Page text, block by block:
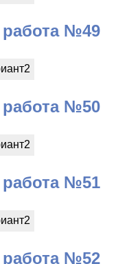
работа №49
работа №50
работа №51
работа №52